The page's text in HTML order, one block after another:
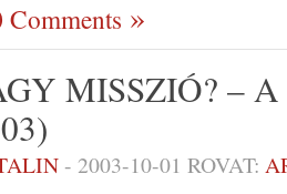
Comments
MISSZIÓ? –
- 2003-10-01 ROVAT: